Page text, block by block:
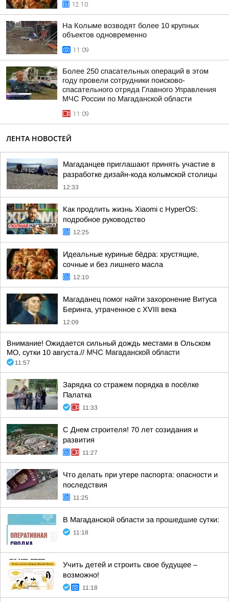
12:10
На Колыме возводят более 10 крупных
объектов одновременно
11:09
Более 250 спасательных операций в этом
году провели сотрудники поисково-
спасательного отряда Главного Управления
МЧС России по Магаданской области
11:09
ЛЕНТА НОВОСТЕЙ
Магаданцев приглашают принять участие в
разработке дизайн-кода колымской столицы
12:33
Как продлить жизнь Xiaomi с HyperOS:
подробное руководство
12:25
Идеальные куриные бёдра: хрустящие,
сочные и без лишнего масла
12:10
Магаданец помог найти захоронение Витуса
Беринга, утраченное с XVIII века
12:09
Внимание! Ожидается сильный дождь местами в Ольском
МО, сутки 10 августа.// МЧС Магаданской области
11:57
Зарядка со стражем порядка в посёлке
Палатка
11:33
С Днем строителя! 70 лет созидания и
развития
11:27
Что делать при утере паспорта: опасности и
последствия
11:25
В Магаданской области за прошедшие сутки:
11:18
Учить детей и строить свое будущее –
возможно!
11:18